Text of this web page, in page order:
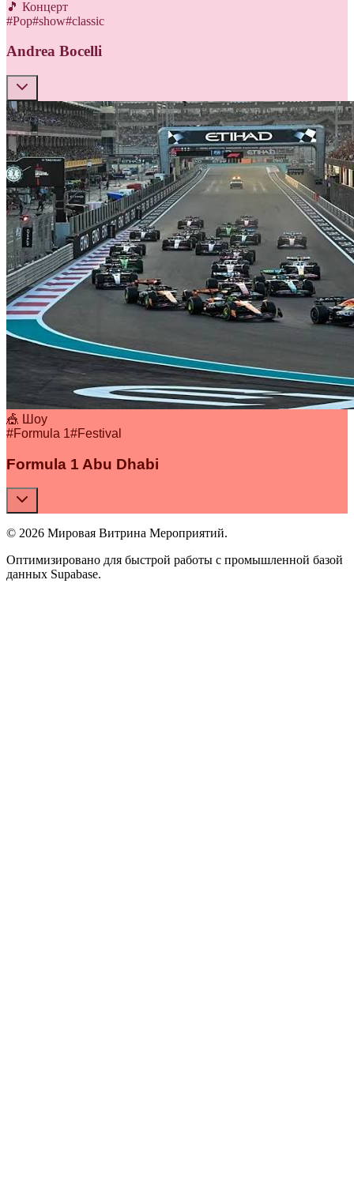
🎵 Концерт
#Pop#show#classic
Andrea Bocelli
🎪 Шоу
#Formula 1#Festival
Formula 1 Abu Dhabi
© 2026 Мировая Витрина Мероприятий.
Оптимизировано для быстрой работы с промышленной базой
данных Supabase.